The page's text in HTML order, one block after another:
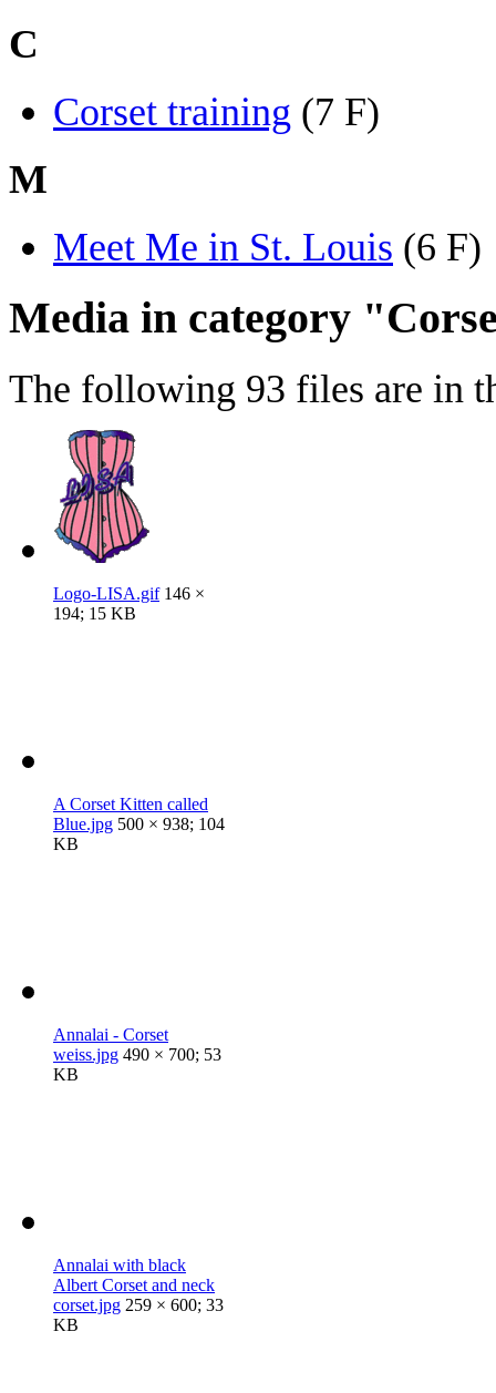
C
Corset training (7 F)
M
Meet Me in St. Louis (6 F)
Media in category
The following 93 files are in
Logo-LISA.gif146 ×
194; 15 KB
A Corset Kitten called
Blue.jpg 500 × 938; 104
KB
Annalai - Corset
weiss.jpg 490 × 700; 53
KB
Annalai with black
Albert Corset and neck
corset.jpg 259 × 600; 33
KB